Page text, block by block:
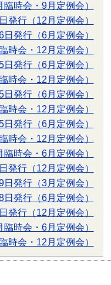
時会・9月定例会）
行（12月定例会）
発行（6月定例会）
会・12月定例会）
発行（6月定例会）
会・12月定例会）
発行（6月定例会）
会・12月定例会）
発行（6月定例会）
会・12月定例会）
時会・6月定例会）
行（12月定例会）
発行（3月定例会）
発行（6月定例会）
行（12月定例会）
時会・6月定例会）
会・12月定例会）